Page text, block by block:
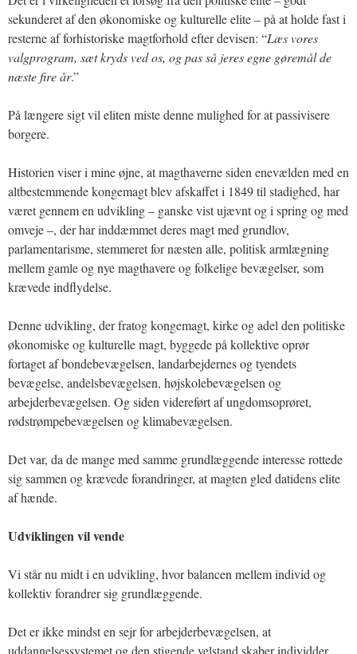
sekunderet af den økonomiske og kulturelle elite – på at holde fast i
resterne af forhistoriske magtforhold efter devisen: “Læs vores
valgprogram, sæt kryds ved os, og pas så jeres egne gøremål de
næste fire år.”
På længere sigt vil eliten miste denne mulighed for at passivisere
borgere.
Historien viser i mine øjne, at magthaverne siden enevælden med en
altbestemmende kongemagt blev afskaffet i 1849 til stadighed, har
været gennem en udvikling – ganske vist ujævnt og i spring og med
omveje –, der har inddæmmet deres magt med grundlov,
parlamentarisme, stemmeret for næsten alle, politisk armlægning
mellem gamle og nye magthavere og folkelige bevægelser, som
krævede indflydelse.
Denne udvikling, der fratog kongemagt, kirke og adel den politiske
økonomiske og kulturelle magt, byggede på kollektive oprør
fortaget af bondebevægelsen, landarbejdernes og tyendets
bevægelse, andelsbevægelsen, højskolebevægelsen og
arbejderbevægelsen. Og siden videreført af ungdomsoprøret,
rødstrømpebevægelsen og klimabevægelsen.
Det var, da de mange med samme grundlæggende interesse rottede
sig sammen og krævede forandringer, at magten gled datidens elite
af hænde.
Udviklingen vil vende
Vi står nu midt i en udvikling, hvor balancen mellem individ og
kollektiv forandrer sig grundlæggende.
Det er ikke mindst en sejr for arbejderbevægelsen, at
uddannelsessystemet og den stigende velstand skaber individder,